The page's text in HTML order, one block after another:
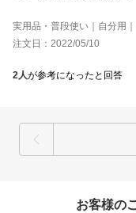
実用品・普段使い｜自分用
注文日：2022/05/10
2人が参考になったと回答
お客様の